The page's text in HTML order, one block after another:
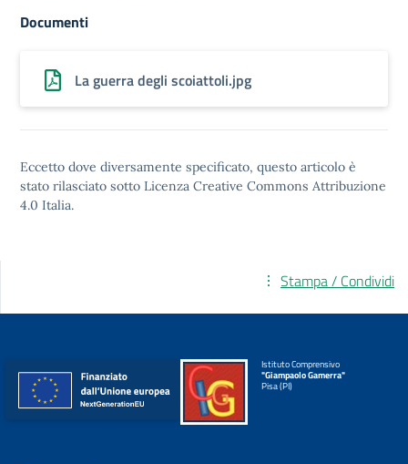
Documenti
La guerra degli scoiattoli.jpg
Eccetto dove diversamente specificato, questo articolo è
stato rilasciato sotto Licenza Creative Commons Attribuzione
4.0 Italia.
Stampa / Condividi
Istituto Comprensivo
"Giampaolo Gamerra"
Pisa (PI)